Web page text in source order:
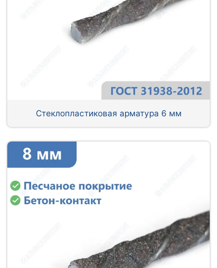
Стеклопластиковая арматура 6 мм